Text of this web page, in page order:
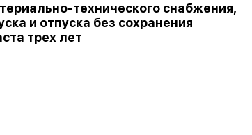
технического снабжения,
и отпуска без сохранения
трех лет